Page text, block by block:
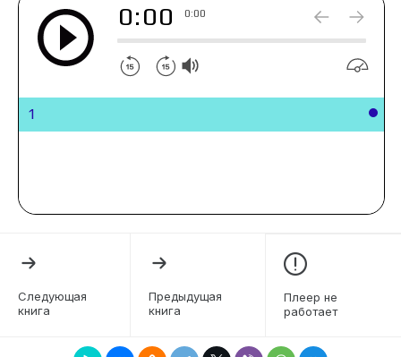
0:00 0:00
1
Следующая
книга
Предыдущая
книга
Плеер не
работает